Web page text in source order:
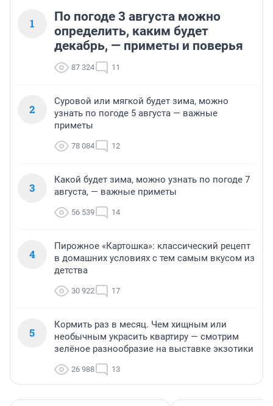
1
По погоде 3 августа можно
определить, каким будет
декабрь, — приметы и поверья
87 324 11
2
Суровой или мягкой будет зима, можно
узнать по погоде 5 августа — важные
приметы
78 084 12
3
Какой будет зима, можно узнать по погоде 7
августа, — важные приметы
56 539 14
4
Пирожное «Картошка»: классический рецепт
в домашних условиях с тем самым вкусом из
детства
30 922 17
5
Кормить раз в месяц. Чем хищным или
необычным украсить квартиру — смотрим
зелёное разнообразие на выставке экзотики
26 988 13